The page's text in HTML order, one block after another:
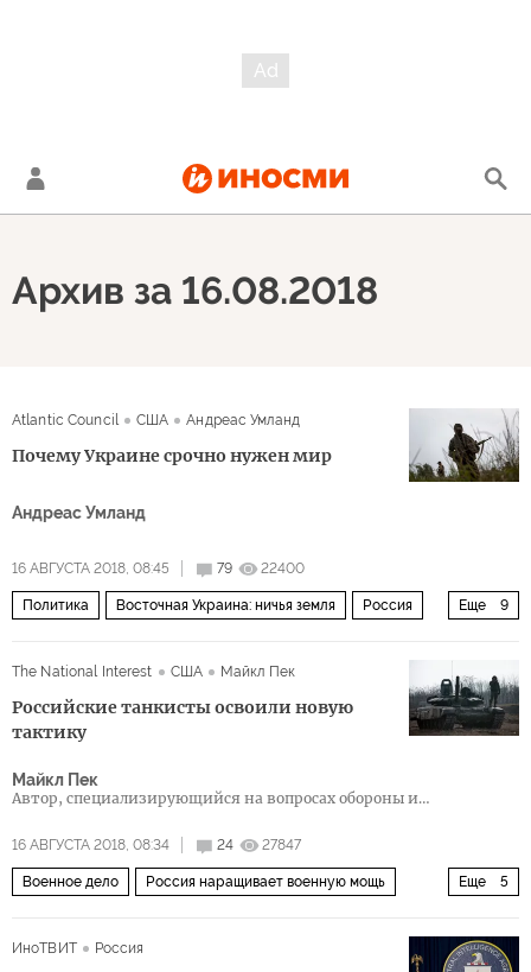
Архив за 16.08.2018
Atlantic Council США Андреас Умланд
Почему Украине срочно нужен мир
Андреас Умланд
16 АВГУСТА 2018, 08:45 79 22400
Еще 9
Политика Восточная Украина: ничья земля Россия
Шенгенское соглашение
The National Interest США Майкл Пек
Российские танкисты освоили новую
тактику
Майкл Пек
Автор, специализирующийся на вопросах обороны и
16 АВГУСТА 2018, 08:34 24 27847
Еще 5
Военное дело Россия наращивает военную мощь
ИноТВИТ
Россия